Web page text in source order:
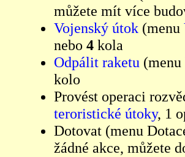
můžete mít více
Vojenský útok (menu
nebo 4 kola
Odpálit raketu (menu
kolo
Provést operaci
teroristické útoky, 1
Dotovat (menu
žádné akce, můžete